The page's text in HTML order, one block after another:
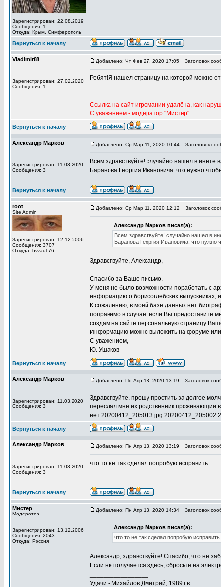
Зарегистрирован: 22.08.2019
Сообщения: 1
Откуда: Крым. Симферополь
Вернуться к началу
Vladimir88
Зарегистрирован: 27.02.2020
Сообщения: 1
Добавлено: Чт Фев 27, 2020 17:05 Заголовок
Ребят!Я нашел страницу на которой можно
Ссылка на сайт игромании удалёна, как
С уважением - модератор "Мистер"
Вернуться к началу
Александр Марков
Зарегистрирован: 11.03.2020
Сообщения: 3
Добавлено: Ср Мар 11, 2020 10:44 Заголовок
Всем здравствуйте! случайно нашел в инете
Баранова Георгия Ивановича. что нужно
Вернуться к началу
root
Site Admin
Зарегистрирован: 12.12.2006
Сообщения: 3707
Откуда: bvvaul-76
Добавлено: Ср Мар 11, 2020 12:12 Заголовок
Александр Марков писал(а):
Всем здравствуйте! случайно нашел в
Баранова Георгия Ивановича. что нужно
Здравствуйте, Александр,
Спасибо за Ваше письмо.
У меня не было возможности поработать с
информацию о борисоглебских выпускниках,
К сожалению, в моей базе данных нет
поправимо в случае, если Вы предоставите
создам на сайте персональную страницу
Информацию можно выложить на форуме
С уважением,
Ю. Ушаков
Вернуться к началу
Александр Марков
Зарегистрирован: 11.03.2020
Сообщения: 3
Добавлено: Пн Апр 13, 2020 13:19 Заголовок
Здравствуйте. прошу простить за долгое
переслал мне их родственник проживающий
нет
Вернуться к началу
Александр Марков
Зарегистрирован: 11.03.2020
Сообщения: 3
Добавлено: Пн Апр 13, 2020 13:19 Заголовок
что то не так сделал попробую исправить
Вернуться к началу
Мистер
Модератор
Зарегистрирован: 13.12.2006
Сообщения: 2043
Откуда: Россия
Добавлено: Пн Апр 13, 2020 14:34 Заголовок
Александр Марков писал(а):
что то не так сделал попробую исправить
Александр, здравствуйте! Спасибо, что не
Если не получается здесь, сбросьте на
Удачи - Михайлов Дмитрий, 1989 г.в.